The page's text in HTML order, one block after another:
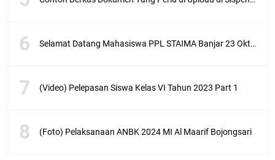
Selamat Datang Mahasiswa PPL STAIMA Banjar 23 Oktober 2023
(Video) Pelepasan Siswa Kelas VI Tahun 2023 Part 1
(Foto) Pelaksanaan ANBK 2024 MI Al Maarif Bojongsari